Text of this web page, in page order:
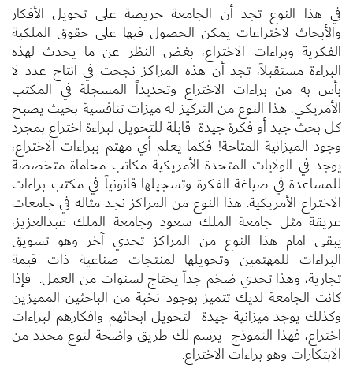
في هذا النوع تجد أن الجامعة حريصة على تحويل الأفكار
والأبحاث لاختراعات يمكن الحصول فيها على حقوق الملكية
الفكرية وبراءات الاختراع، بغض النظر عن ما يحدث لهذه
البراءة مستقبلاً، تجد أن هذه المراكز نجحت في انتاج عدد لا
بأس به من براءات الاختراع وتحديداً المسجلة في المكتب
الأمريكي، هذا النوع من التركيز له ميزات تنافسية بحيث يصبح
كل بحث جيد أو فكرة جيدة قابلة للتحويل لبراءة اختراع بمجرد
وجود الميزانية المتاحة! فكما يعلم أي مهتم ببراءات الاختراع،
يوجد في الولايات المتحدة الأمريكية مكاتب محاماة متخصصة
للمساعدة في صياغة الفكرة وتسجيلها قانونياً في مكتب براءات
الاختراع الأمريكية. هذا النوع من المراكز نجد مثاله في جامعات
عريقة مثل جامعة الملك سعود وجامعة الملك عبدالعزيز،
يبقى امام هذا النوع من المراكز تحدي آخر وهو تسويق
البراءات للمهتمين وتحويلها لمنتجات صناعية ذات قيمة
تجارية، وهذا تحدي ضخم جداً يحتاج لسنوات من العمل. فإذا
كانت الجامعة لديك تتميز بوجود نخبة من الباحثين المميزين
وكذلك يوجد ميزانية جيدة لتحويل ابحاثهم وافكارهم لبراءات
اختراع، فهذا النموذج يرسم لك طريق واضحة لنوع محدد من
الابتكارات وهو براءات الاختراع.